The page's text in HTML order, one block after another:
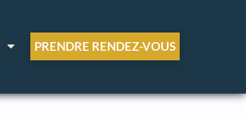
PRENDRE RENDEZ-VOUS